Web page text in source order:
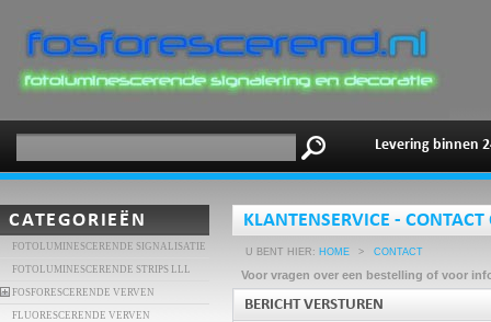
Levering binnen
CATEGORIEËN
FOTOLUMINESCERENDE SIGNALISATIE
FOTOLUMINESCERENDE STRIPS LLL
FOSFORESCERENDE VERVEN
FLUORESCERENDE VERVEN
KLANTENSERVICE -
U BENT HIER: HOME > CONTACT
Voor vragen over een bestelling of voor
BERICHT VERSTUREN